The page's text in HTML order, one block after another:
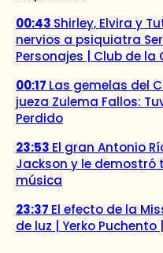
00:43 Shirley, Elvira y
nervios a psiquiatra
Personajes | Club de la
00:17 Las gemelas del
jueza Zulema Fallos:
Perdido
23:53 El gran Antonio
Jackson y le demostró
música
23:37 El efecto de la
de luz | Yerko